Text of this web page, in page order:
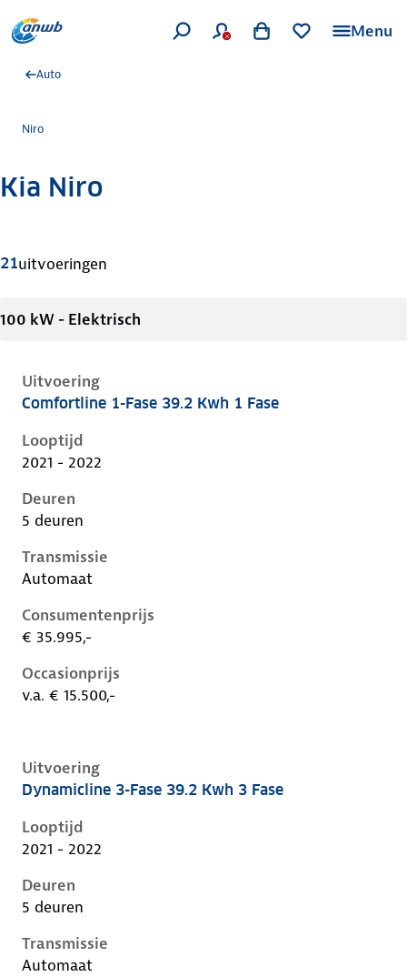
Menu
Auto
Niro
Kia Niro
21uitvoeringen
100 kW - Elektrisch
Uitvoering
Kia Niro i-de-1e-facelift, 39.2 kwh 1 fase, 100 kW,
Comfortline 1-Fase 39.2 Kwh 1 Fase
Looptijd
2021 - 2022
Deuren
5 deuren
Transmissie
Automaat
Consumentenprijs
€ 35.995,-
Occasionprijs
v.a. € 15.500,-
Uitvoering
Kia Niro i-de-1e-facelift, 39.2 kwh 3 fase, 100 kW,
Dynamicline 3-Fase 39.2 Kwh 3 Fase
Looptijd
2021 - 2022
Deuren
5 deuren
Transmissie
Automaat